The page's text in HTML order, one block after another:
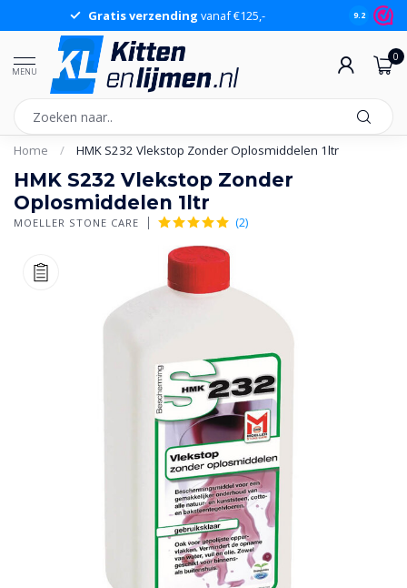
Gratis verzending vanaf €125,- 9.2
MENU
0
Home / HMK S232 Vlekstop Zonder Oplosmiddelen 1ltr
HMK S232 Vlekstop Zonder
Oplosmiddelen 1ltr
MOELLER STONE CARE (2)